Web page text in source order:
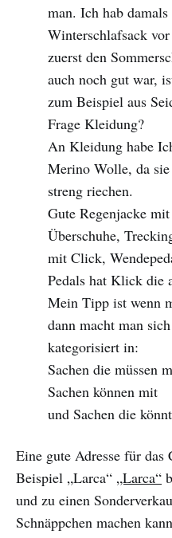
man. Ich hab
Winterschlafsack
zuerst den
auch noch gut war,
zum Beispiel aus
Frage Kleidung?
An Kleidung habe
Merino Wolle, da
streng riechen.
Gute Regenjacke
Überschuhe,
mit Click,
Pedals hat Klick die
Mein Tipp ist wenn
dann macht man
kategorisiert in:
Sachen die müssen
Sachen können mit
und Sachen die
Eine gute Adresse für
Beispiel „Larca“ „Larca“
und zu einen
Schnäppchen machen